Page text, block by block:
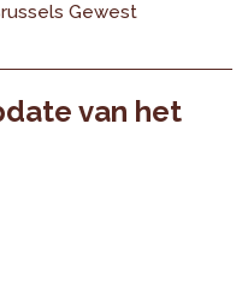
Gewest
van het